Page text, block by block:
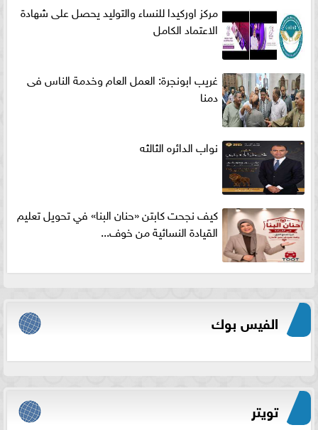
مركز اوركيدا للنساء والتوليد يحصل على شهادة
الاعتماد الكامل
غريب ابونجرة: العمل العام وخدمة الناس فى
دمنا
نواب الدائره الثالثه
كيف نجحت كابتن «حنان البنا» في تحويل تعليم
القيادة النسائية من خوف...
الفيس بوك
تويتر